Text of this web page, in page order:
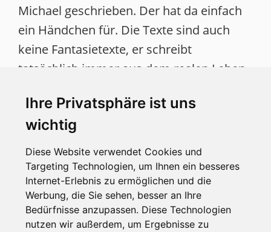
Ihre Privatsphäre ist uns
wichtig
Diese Website verwendet Cookies und
Targeting Technologien, um Ihnen ein besseres
Internet-Erlebnis zu ermöglichen und die
Werbung, die Sie sehen, besser an Ihre
Bedürfnisse anzupassen. Diese Technologien
nutzen wir außerdem, um Ergebnisse zu
Michael geschrieben. Der hat da einfach
ein Händchen für. Die Texte sind auch
keine Fantasietexte, er schreibt
tatsächlich immer aus dem realen Leben.
about me" über eine Dokumentation
geschrieben. Es ging dabei um einen
jungen Mann, der einen Flüchtlingskonvoi
mit Kamera begleitet hat. Da war vieles zu
sehen, was man so in den Nachrichten
sonst nicht mitbekommt. Man sah zum
Beispiel Kinder die in einem